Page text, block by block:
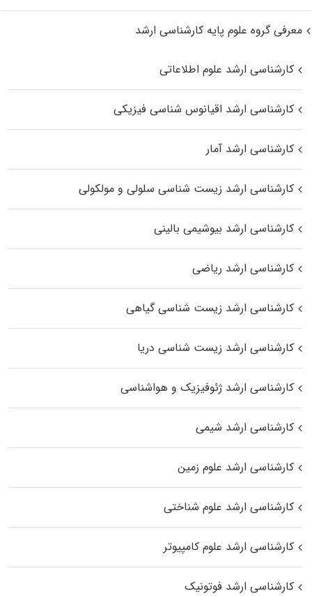
معرفی گروه علوم پایه کارشناسی ارشد
کارشناسی ارشد علوم اطلاعاتی
کارشناسی ارشد اقیانوس‌ شناسی فیزیکی
کارشناسی ارشد آمار
کارشناسی ارشد زیست شناسی سلولی و مولکولی
کارشناسی ارشد بیوشیمی بالینی
کارشناسی ارشد ریاضی
کارشناسی ارشد زیست‌ شناسی گیاهی
کارشناسی ارشد زیست‌ شناسی دریا
کارشناسی ارشد ژئوفیزیک و هواشناسی
کارشناسی ارشد شیمی
کارشناسی ارشد علوم زمین
کارشناسی ارشد علوم شناختی
کارشناسی ارشد علوم کامپیوتر
کارشناسی ارشد فوتونیک